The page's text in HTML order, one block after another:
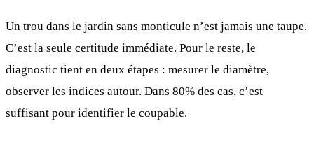
Un trou dans le jardin sans monticule n’est jamais une taupe.
C’est la seule certitude immédiate. Pour le reste, le
diagnostic tient en deux étapes : mesurer le diamètre,
observer les indices autour. Dans 80% des cas, c’est
suffisant pour identifier le coupable.